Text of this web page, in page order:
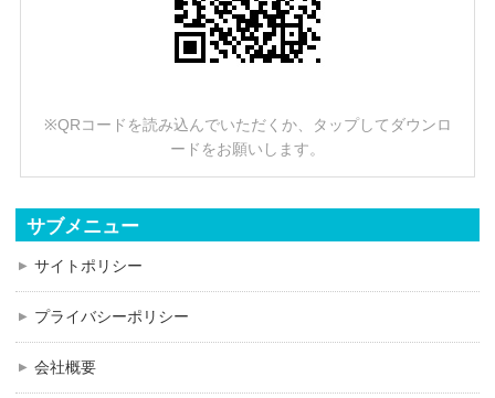
※QRコードを読み込んでいただくか、タップしてダウンロ
ードをお願いします。
サブメニュー
サイトポリシー
プライバシーポリシー
会社概要